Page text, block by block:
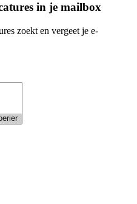
in je mailbox
zoekt en vergeet je e-